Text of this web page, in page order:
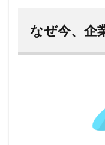
なぜ今、企